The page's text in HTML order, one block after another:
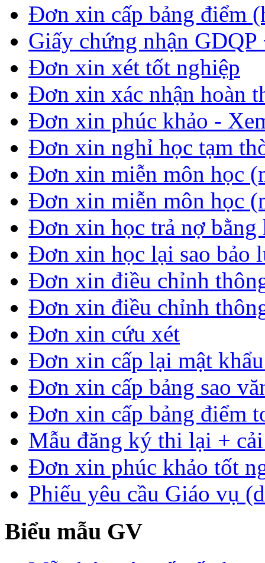
Đơn xin cấp bảng điểm
Giấy chứng nhận
Đơn xin xét tốt nghiệp
Đơn xin xác nhận hoàn
Đơn xin phúc khảo -
Đơn xin nghỉ học tạm
Đơn xin miễn môn học
Đơn xin miễn môn học
Đơn xin học trả nợ
Đơn xin học lại sao bảo
Đơn xin điều chỉnh
Đơn xin điều chỉnh
Đơn xin cứu xét
Đơn xin cấp lại mật
Đơn xin cấp bảng sao
Đơn xin cấp bảng điểm
Mẫu đăng ký thi lại +
Đơn xin phúc khảo tốt
Phiếu yêu cầu Giáo vụ
Biểu mẫu GV